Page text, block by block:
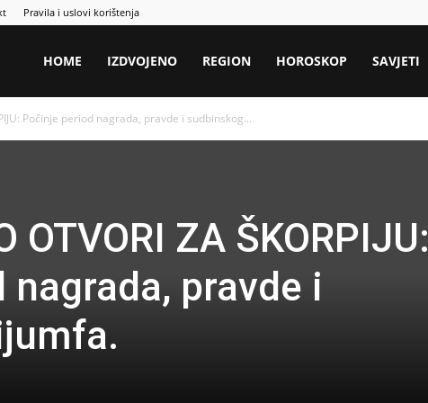
Pravila i uslovi korištenja
HOME IZDVOJENO REGION HOROSKOP SAVJETI
Počinje period nagrada, pravde i sudbinskog...
OTVORI ZA ŠKORPIJU:
pravde i